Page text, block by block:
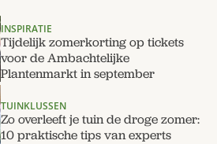
INSPIRATIE
Tijdelijk zomerkorting op tickets
voor de Ambachtelijke
Plantenmarkt in september
TUINKLUSSEN
Zo overleeft je tuin de droge zomer:
10 praktische tips van experts